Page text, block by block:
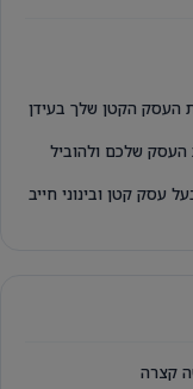
העסק הקטן שלך בעידן
העסק שלכם ולהוביל
שכל בעל עסק קטן ובינוני חייב
קצרה